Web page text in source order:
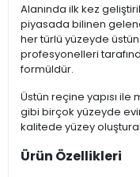
Alanında ilk kez
piyasada bilinen
her türlü yüzeyde
profesyonelleri
formüldür.
Üstün reçine yapısı ile
gibi birçok yüzeyde
kalitede yüzey
Ürün